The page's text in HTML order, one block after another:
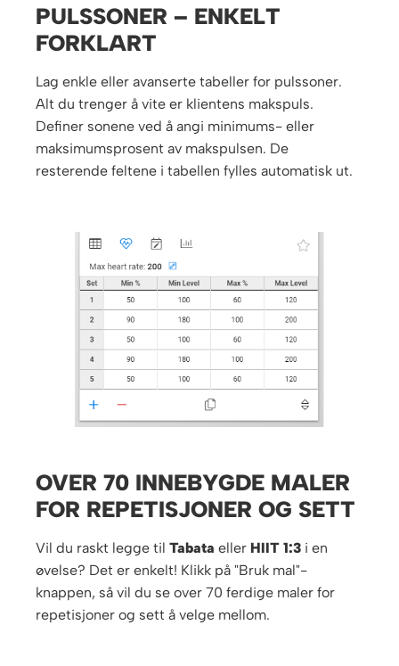
PULSSONER – ENKELT
FORKLART
Lag enkle eller avanserte tabeller for pulssoner.
Alt du trenger å vite er klientens makspuls.
Definer sonene ved å angi minimums- eller
maksimumsprosent av makspulsen. De
resterende feltene i tabellen fylles automatisk ut.
OVER 70 INNEBYGDE MALER
FOR REPETISJONER OG SETT
Vil du raskt legge til Tabata eller HIIT 1:3 i en
øvelse? Det er enkelt! Klikk på "Bruk mal"-
knappen, så vil du se over 70 ferdige maler for
repetisjoner og sett å velge mellom.